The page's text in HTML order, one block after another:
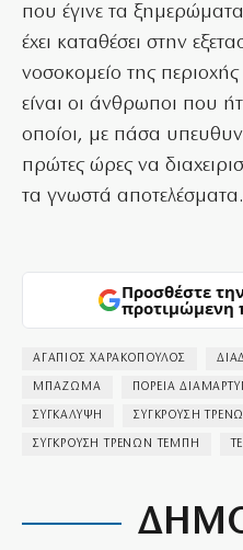
που έγινε τα
έχει καταθέσει στην
νοσοκομείο της
είναι οι άνθρωποι που
οποίοι, με πάσα
πρώτες ώρες να
τα γνωστά
Προσθέστε
προτιμώμενη
ΑΓΑΠΙΟΣ ΧΑΡΑΚΟΠΟΥΛΟΣ
ΜΠΑΖΩΜΑ ΠΟΡΕΙΑ
ΣΥΓΚΑΛΥΨΗ ΣΥΓΚΡΟΥΣΗ
ΣΥΓΚΡΟΥΣΗ ΤΡΕΝΩΝ ΤΕΜΠΗ